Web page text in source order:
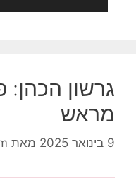
גרשון הכהן:
מראש
9 בינואר 2025 מאת